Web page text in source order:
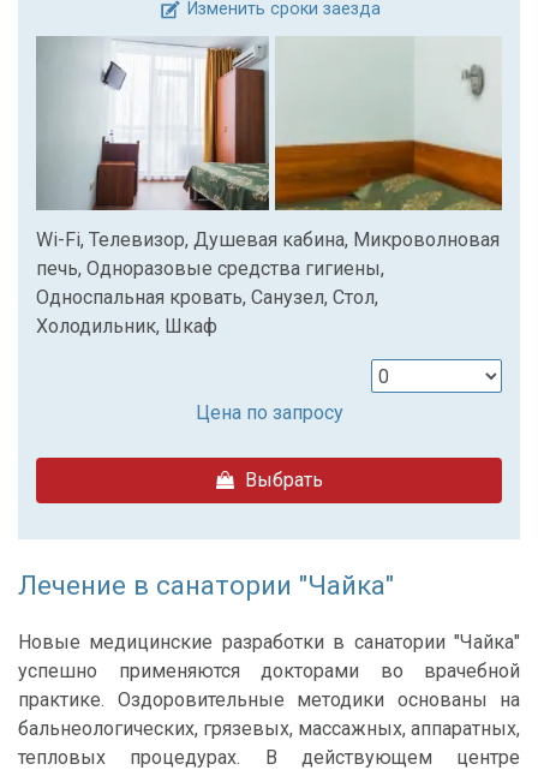
Изменить сроки заезда
Wi-Fi, Телевизор, Душевая кабина, Микроволновая
печь, Одноразовые средства гигиены,
Односпальная кровать, Санузел, Стол,
Холодильник, Шкаф
Цена по запросу
Выбрать
Лечение в санатории "Чайка"
Новые медицинские разработки в санатории "Чайка"
успешно применяются докторами во врачебной
практике. Оздоровительные методики основаны на
бальнеологических, грязевых, массажных, аппаратных,
тепловых процедурах. В действующем центре